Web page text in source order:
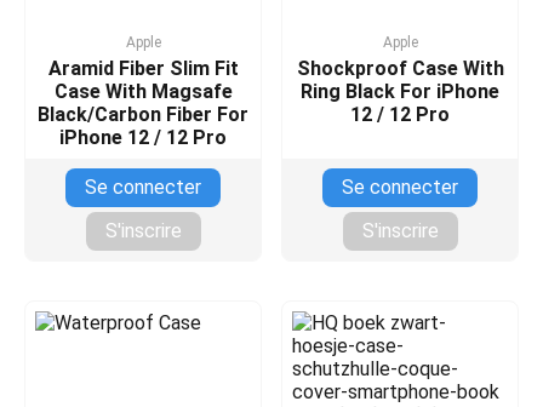
Apple
Aramid Fiber Slim Fit
Case With Magsafe
Black/Carbon Fiber For
iPhone 12 / 12 Pro
Se connecter
S'inscrire
Apple
Shockproof Case With
Ring Black For iPhone
12 / 12 Pro
Se connecter
S'inscrire